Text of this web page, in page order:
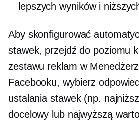
lepszych wyników i
Aby skonfigurować
stawek, przejdź do poziomu
zestawu reklam w
Facebooku, wybierz
ustalania stawek (np.
docelowy lub najwyższą